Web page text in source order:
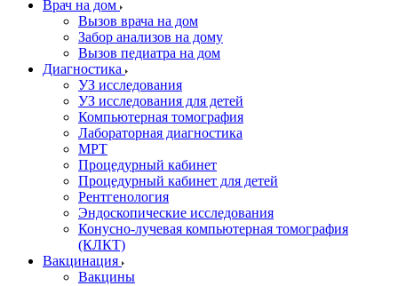
Врач на дом
Вызов врача на дом
Забор анализов на дому
Вызов педиатра на дом
Диагностика
УЗ исследования
УЗ исследования для детей
Компьютерная томография
Лабораторная диагностика
МРТ
Процедурный кабинет
Процедурный кабинет для детей
Рентгенология
Эндоскопические исследования
Конусно-лучевая компьютерная томография
(КЛКТ)
Вакцинация
Вакцины